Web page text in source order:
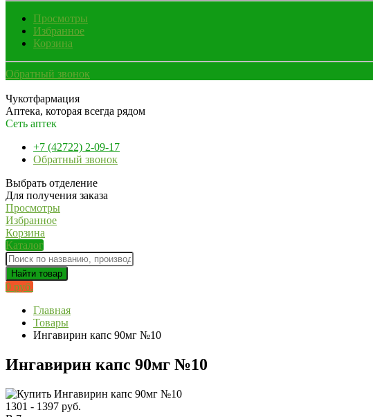
Просмотры
Избранное
Корзина
Обратный звонок
Чукотфармация
Аптека, которая всегда рядом
Сеть аптек
+7 (42722) 2-09-17
Обратный звонок
Выбрать отделение
Для получения заказа
Просмотры
Избранное
Корзина
Каталог
Найти товар
0 руб.
Главная
Товары
Ингавирин капс 90мг №10
Ингавирин капс 90мг №10
1301 - 1397 руб.